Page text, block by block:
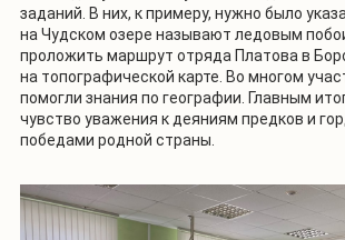
заданий. В них, к примеру, нужно было
на Чудском озере называют ледовым
проложить маршрут отряда Платова в
на топографической карте. Во многом
помогли знания по географии. Главным
чувство уважения к деяниям предков и
победами родной страны.